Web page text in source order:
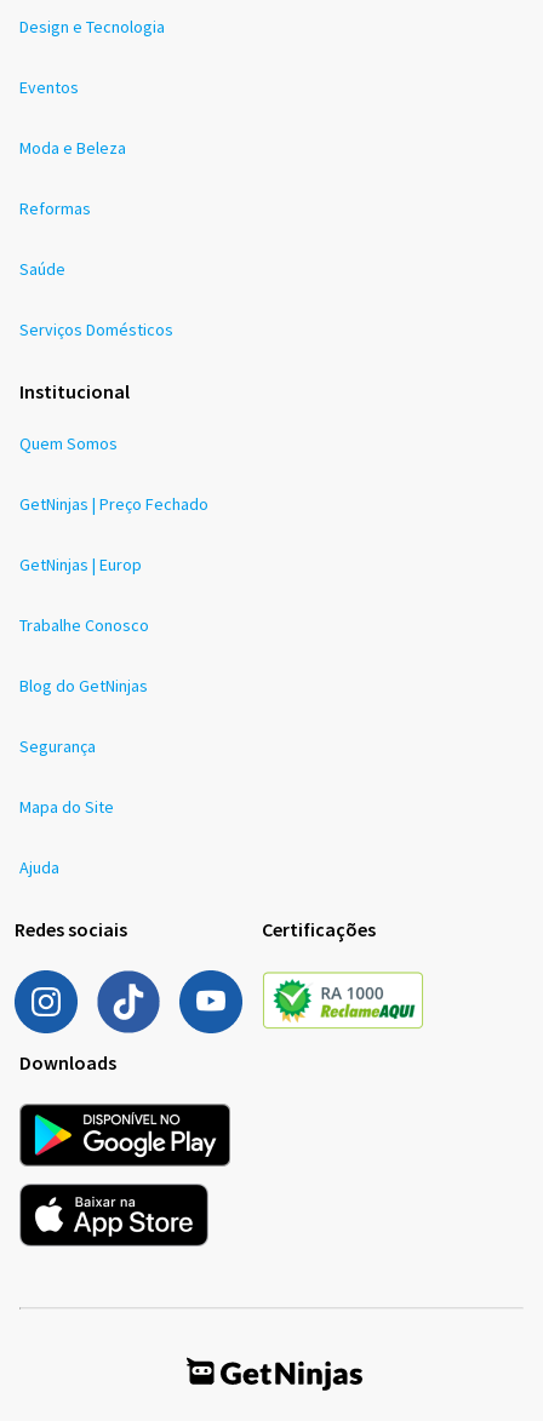
Design e Tecnologia
Eventos
Moda e Beleza
Reformas
Saúde
Serviços Domésticos
Institucional
Quem Somos
GetNinjas | Preço Fechado
GetNinjas | Europ
Trabalhe Conosco
Blog do GetNinjas
Segurança
Mapa do Site
Ajuda
Redes sociais Certificações
Downloads